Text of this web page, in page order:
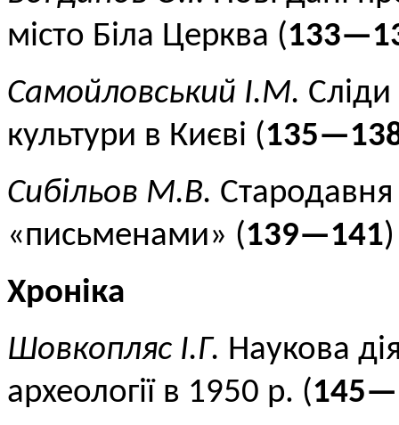
місто Біла Церква (
Самойловський І.М. Сліди
культури в Києві (
Сибільов М.В.
«письменами» (139—141)
Хроніка
Шовкопляс І.Г. Наукова
археології в 1950 р. (